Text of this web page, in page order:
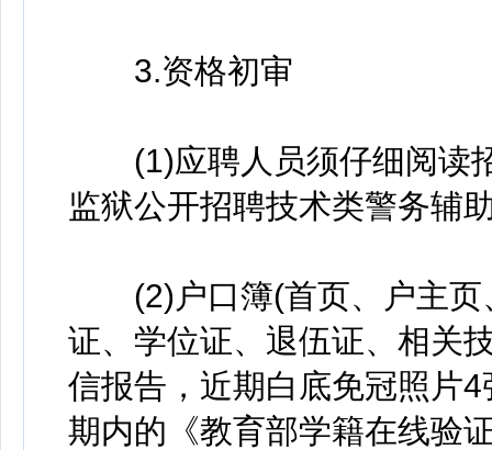
3.资格初审
(1)应聘人员须仔细阅读
监狱公开招聘技术类警务辅
(2)户口簿(首页、户主页
证、学位证、退伍证、相关
信报告，近期白底免冠照片
期内的《教育部学籍在线验